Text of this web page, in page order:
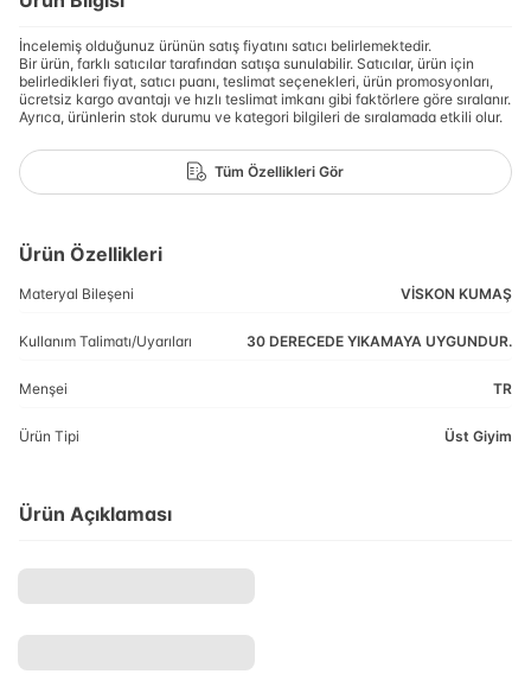
İncelemiş olduğunuz ürünün satış fiyatını satıcı belirlemektedir.
Bir ürün, farklı satıcılar tarafından satışa sunulabilir. Satıcılar, ürün için
belirledikleri fiyat, satıcı puanı, teslimat seçenekleri, ürün promosyonları,
ücretsiz kargo avantajı ve hızlı teslimat imkanı gibi faktörlere göre sıralanır.
Ayrıca, ürünlerin stok durumu ve kategori bilgileri de sıralamada etkili olur.
Tüm Özellikleri Gör
Ürün Özellikleri
Materyal Bileşeni VİSKON KUMAŞ
Kullanım Talimatı/Uyarıları 30 DERECEDE YIKAMAYA UYGUNDUR.
Menşei TR
Ürün Tipi Üst Giyim
Ürün Açıklaması